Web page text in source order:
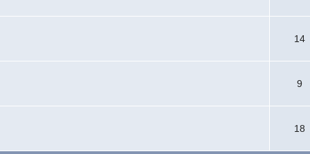
14
9
18